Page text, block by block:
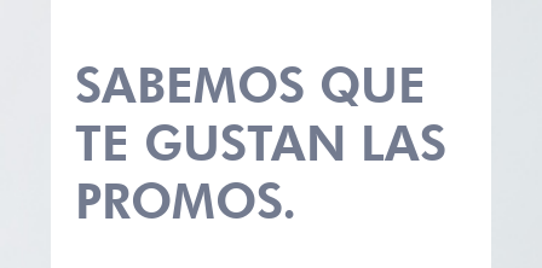
SABEMOS QUE
TE GUSTAN LAS
PROMOS.